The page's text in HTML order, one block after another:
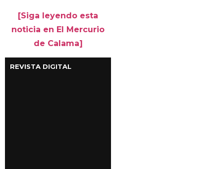
[Siga leyendo esta
noticia en El Mercurio
de Calama]
REVISTA DIGITAL